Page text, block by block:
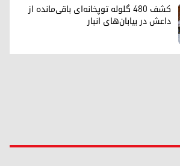
کشف ۴۸۰ گلوله توپخانه‌ای باقی‌مانده از
داعش در بیابان‌های انبار